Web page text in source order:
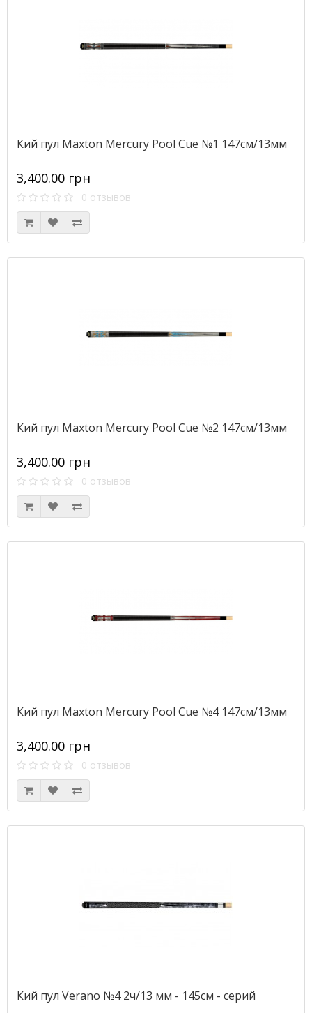
Кий пул Maxton Mercury Pool Cue №1 147см/13мм
3,400.00 грн
0 отзывов
Кий пул Maxton Mercury Pool Cue №2 147см/13мм
3,400.00 грн
0 отзывов
Кий пул Maxton Mercury Pool Cue №4 147см/13мм
3,400.00 грн
0 отзывов
Кий пул Verano №4 2ч/13 мм - 145см - серий